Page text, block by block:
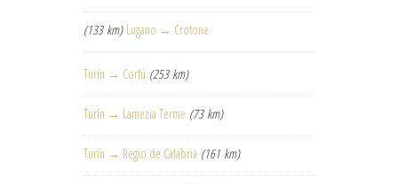
(133 km) Lugano → Crotone
Turín → Corfú (253 km)
Turín → Lamezia Terme (73 km)
Turín → Regio de Calabria (161 km)